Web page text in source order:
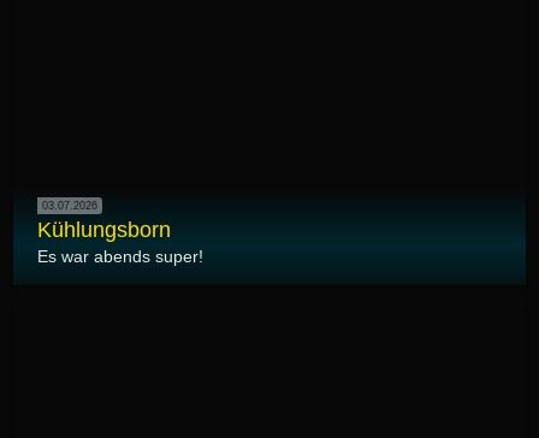
03.07.2026
Kühlungsborn
Es war abends super!